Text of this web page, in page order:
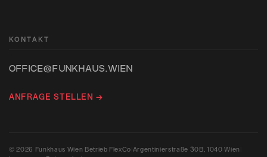
KONTAKT
OFFICE@FUNKHAUS.WIEN
ANFRAGE STELLEN →
© 2026 Funkhaus Wien Betrieb FlexCo Argentinierstraße 30B, 1040 Wien